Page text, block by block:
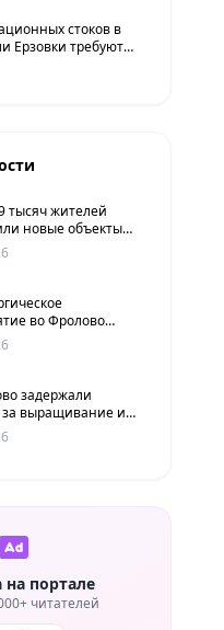
стоков в
Ерзовки требуют
тысяч жителей
новые объекты
под
во Фролово
за загрязнение
задержали
выращивание и
марихуаны
на портале
читателей